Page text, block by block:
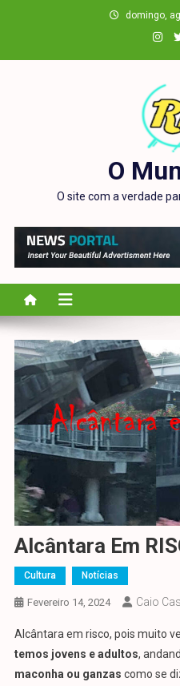
domingo,
O
O site com a verdade
Alcântara Em
Cultura Notícias
Fevereiro 14, 2024 Caio
Alcântara em risco, pois muito
temos jovens e adultos,
maconha ou ganzas como se